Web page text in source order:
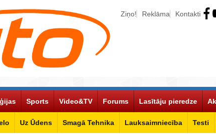
Ziņo! Reklāma Kontakti
Uz Ūdens Smagā Tehnika Lauksaimniecība Testi
Sports Video&TV Forums Lasītāju pieredze